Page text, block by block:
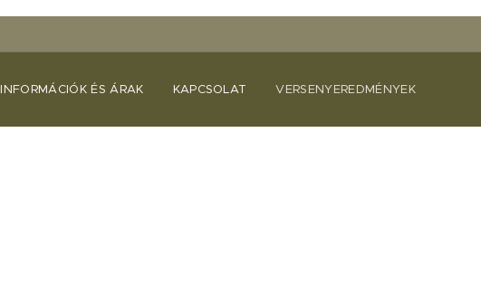
INFORMÁCIÓK ÉS ÁRAK KAPCSOLAT VERSENYEREDMÉNYEK